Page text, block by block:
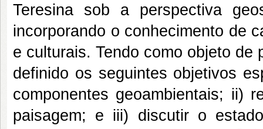
Teresina sob a perspectiva
incorporando o conhecimento de
e culturais. Tendo como objeto de
definido os seguintes objetivos
componentes geoambientais; ii)
paisagem; e iii) discutir o